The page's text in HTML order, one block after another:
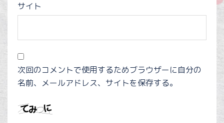
サイト
次回のコメントで使用するためブラウザーに自分の
名前、メールアドレス、サイトを保存する。